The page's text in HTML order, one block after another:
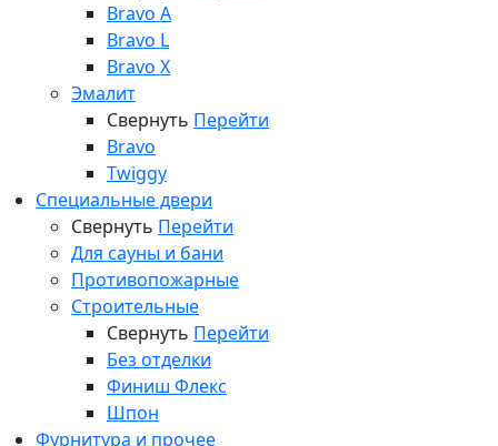
Bravo A
Bravo L
Bravo X
Эмалит
Свернуть Перейти
Bravo
Twiggy
Специальные двери
Свернуть Перейти
Для сауны и бани
Противопожарные
Строительные
Свернуть Перейти
Без отделки
Финиш Флекс
Шпон
Фурнитура и прочее